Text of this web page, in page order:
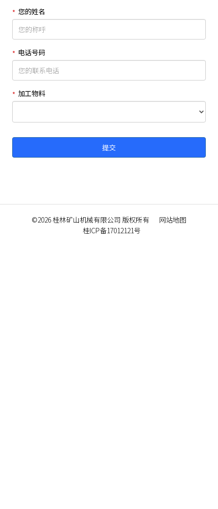
您的姓名
电话号码
加工物料
©2026桂林矿山机械有限公司 版权所有
网站地图
桂ICP备17012121号